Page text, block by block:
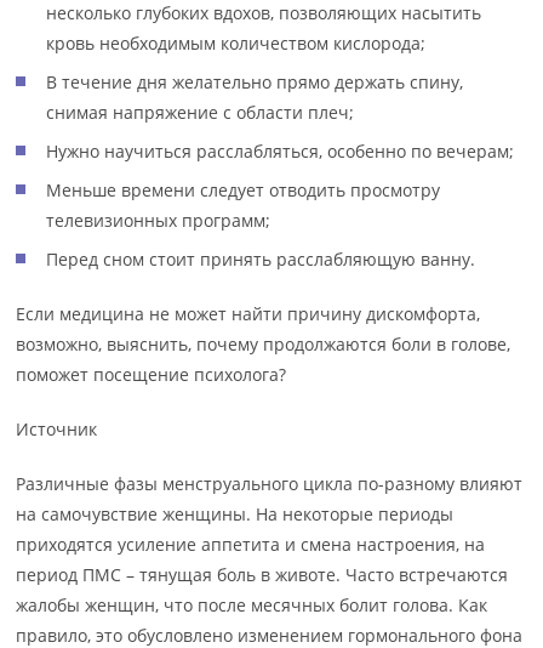
несколько глубоких вдохов, позволяющих насытить
кровь необходимым количеством кислорода;
В течение дня желательно прямо держать спину,
снимая напряжение с области плеч;
Нужно научиться расслабляться, особенно по вечерам;
Меньше времени следует отводить просмотру
телевизионных программ;
Перед сном стоит принять расслабляющую ванну.
Если медицина не может найти причину дискомфорта,
возможно, выяснить, почему продолжаются боли в голове,
поможет посещение психолога?
Источник
Различные фазы менструального цикла по-разному влияют
на самочувствие женщины. На некоторые периоды
приходятся усиление аппетита и смена настроения, на
период ПМС – тянущая боль в животе. Часто встречаются
жалобы женщин, что после месячных болит голова. Как
правило, это обусловлено изменением гормонального фона